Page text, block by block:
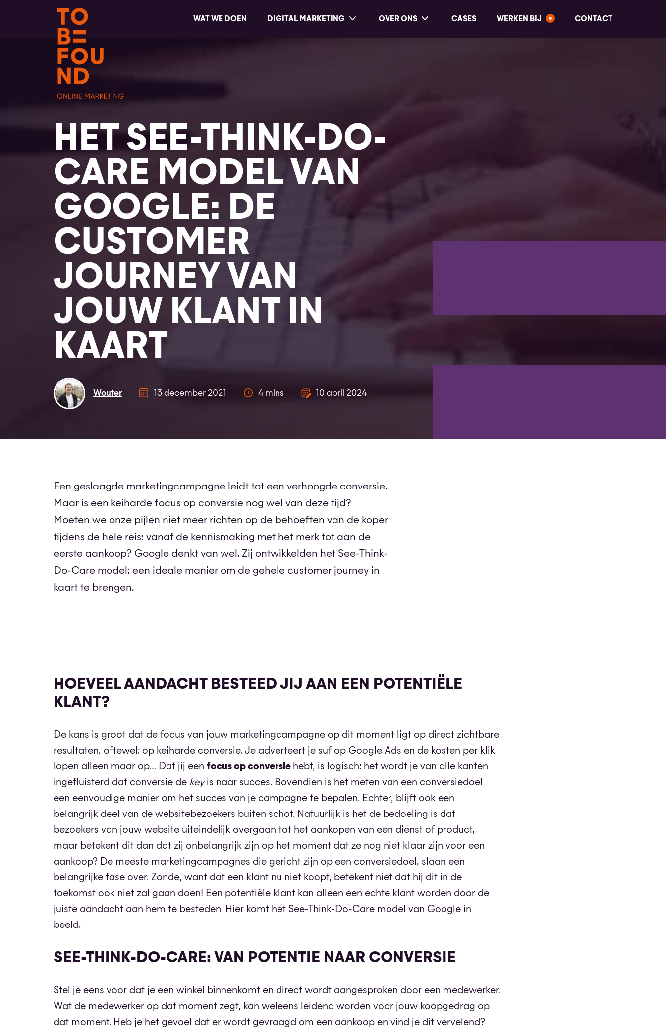
WAT WE DOEN DIGITAL MARKETING OVER ONS CASES WERKEN BIJ CONTACT
HET SEE-THINK-DO-
CARE MODEL VAN
GOOGLE: DE
CUSTOMER
JOURNEY VAN
JOUW KLANT IN
KAART
Wouter 13 december 2021 4 mins 10 april 2024
Een geslaagde marketingcampagne leidt tot een verhoogde conversie.
Maar is een keiharde focus op conversie nog wel van deze tijd?
Moeten we onze pijlen niet meer richten op de behoeften van de koper
tijdens de hele reis: vanaf de kennismaking met het merk tot aan de
eerste aankoop? Google denkt van wel. Zij ontwikkelden het See-Think-
Do-Care model: een ideale manier om de gehele customer journey in
kaart te brengen.
HOEVEEL AANDACHT BESTEED JIJ AAN EEN POTENTIËLE
KLANT?
De kans is groot dat de focus van jouw marketingcampagne op dit moment ligt op direct zichtbare
resultaten, oftewel: op keiharde conversie. Je adverteert je suf op Google Ads en de kosten per klik
lopen alleen maar op… Dat jij een focus op conversie hebt, is logisch: het wordt je van alle kanten
ingefluisterd dat conversie de key is naar succes. Bovendien is het meten van een conversiedoel
een eenvoudige manier om het succes van je campagne te bepalen. Echter, blijft ook een
belangrijk deel van de websitebezoekers buiten schot. Natuurlijk is het de bedoeling is dat
bezoekers van jouw website uiteindelijk overgaan tot het aankopen van een dienst of product,
maar betekent dit dan dat zij onbelangrijk zijn op het moment dat ze nog niet klaar zijn voor een
aankoop? De meeste marketingcampagnes die gericht zijn op een conversiedoel, slaan een
belangrijke fase over. Zonde, want dat een klant nu niet koopt, betekent niet dat hij dit in de
toekomst ook niet zal gaan doen! Een potentiële klant kan alleen een echte klant worden door de
juiste aandacht aan hem te besteden. Hier komt het See-Think-Do-Care model van Google in
beeld.
SEE-THINK-DO-CARE: VAN POTENTIE NAAR CONVERSIE
Stel je eens voor dat je een winkel binnenkomt en direct wordt aangesproken door een medewerker.
Wat de medewerker op dat moment zegt, kan weleens leidend worden voor jouw koopgedrag op
dat moment. Heb je het gevoel dat er wordt gevraagd om een aankoop en vind je dit vervelend?